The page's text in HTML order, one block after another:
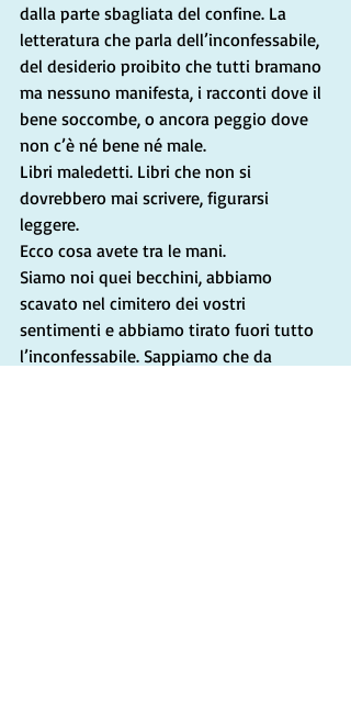
dalla parte sbagliata del confine. La
letteratura che parla dell’inconfessabile,
del desiderio proibito che tutti bramano
ma nessuno manifesta, i racconti dove il
bene soccombe, o ancora peggio dove
non c’è né bene né male.
Libri maledetti. Libri che non si
dovrebbero mai scrivere, figurarsi
leggere.
Ecco cosa avete tra le mani.
Siamo noi quei becchini, abbiamo
scavato nel cimitero dei vostri
sentimenti e abbiamo tirato fuori tutto
l’inconfessabile. Sappiamo che da